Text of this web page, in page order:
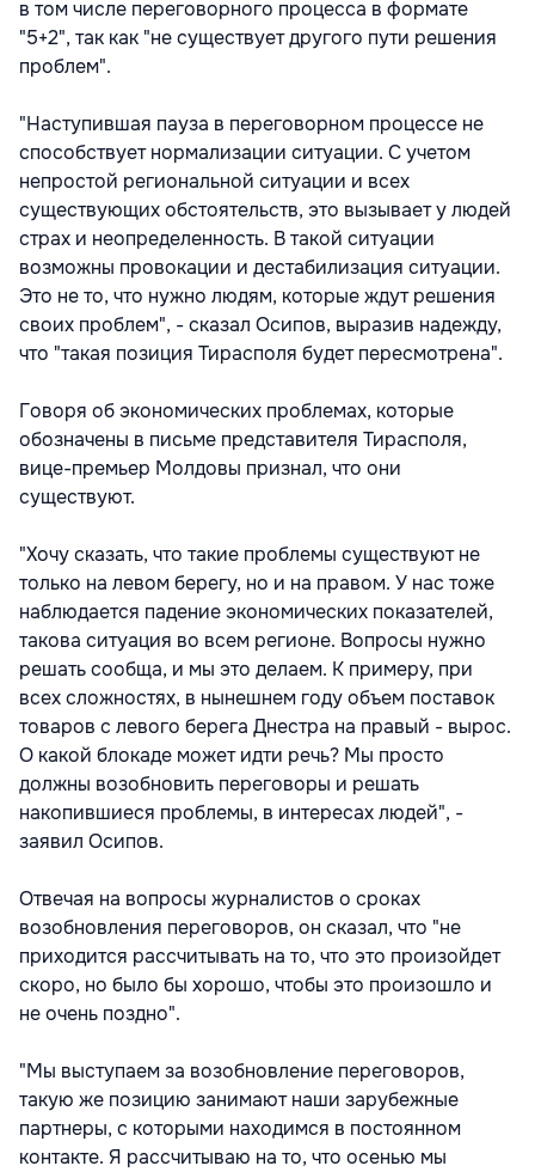
в том числе переговорного процесса в формате
"5+2", так как "не существует другого пути решения
проблем".
"Наступившая пауза в переговорном процессе не
способствует нормализации ситуации. С учетом
непростой региональной ситуации и всех
существующих обстоятельств, это вызывает у людей
страх и неопределенность. В такой ситуации
возможны провокации и дестабилизация ситуации.
Это не то, что нужно людям, которые ждут решения
своих проблем", - сказал Осипов, выразив надежду,
что "такая позиция Тирасполя будет пересмотрена".
Говоря об экономических проблемах, которые
обозначены в письме представителя Тирасполя,
вице-премьер Молдовы признал, что они
существуют.
"Хочу сказать, что такие проблемы существуют не
только на левом берегу, но и на правом. У нас тоже
наблюдается падение экономических показателей,
такова ситуация во всем регионе. Вопросы нужно
решать сообща, и мы это делаем. К примеру, при
всех сложностях, в нынешнем году объем поставок
товаров с левого берега Днестра на правый - вырос.
О какой блокаде может идти речь? Мы просто
должны возобновить переговоры и решать
накопившиеся проблемы, в интересах людей", -
заявил Осипов.
Отвечая на вопросы журналистов о сроках
возобновления переговоров, он сказал, что "не
приходится рассчитывать на то, что это произойдет
скоро, но было бы хорошо, чтобы это произошло и
не очень поздно".
"Мы выступаем за возобновление переговоров,
такую же позицию занимают наши зарубежные
партнеры, с которыми находимся в постоянном
контакте. Я рассчитываю на то, что осенью мы